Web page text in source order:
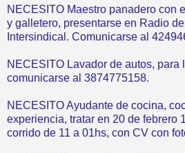
NECESITO Maestro panadero con
y galletero, presentarse en Radio
Intersindical. Comunicarse al
NECESITO Lavador de autos, para
comunicarse al 3874775158.
NECESITO Ayudante de cocina,
experiencia, tratar en 20 de febrero
corrido de 11 a 01hs, con CV con